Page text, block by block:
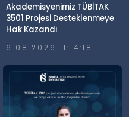
Akademisyenimiz TÜBİTAK
3501 Projesi Desteklenmeye
Hak Kazandı
6.08.2026 11:14:18